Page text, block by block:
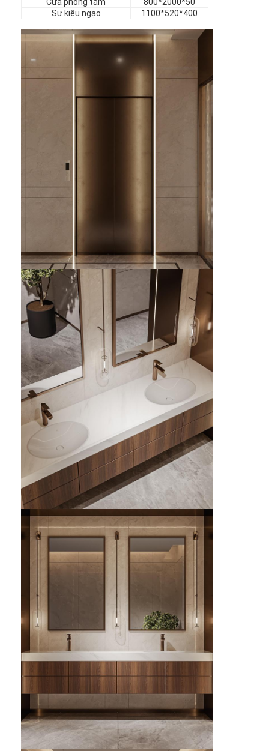
nội thất khách sạn
Đồ nội thất biệt thự
Đồ nội thất căn hộ
Đồ đạc cố định
Sự kiêu ngạo
1100*520*400